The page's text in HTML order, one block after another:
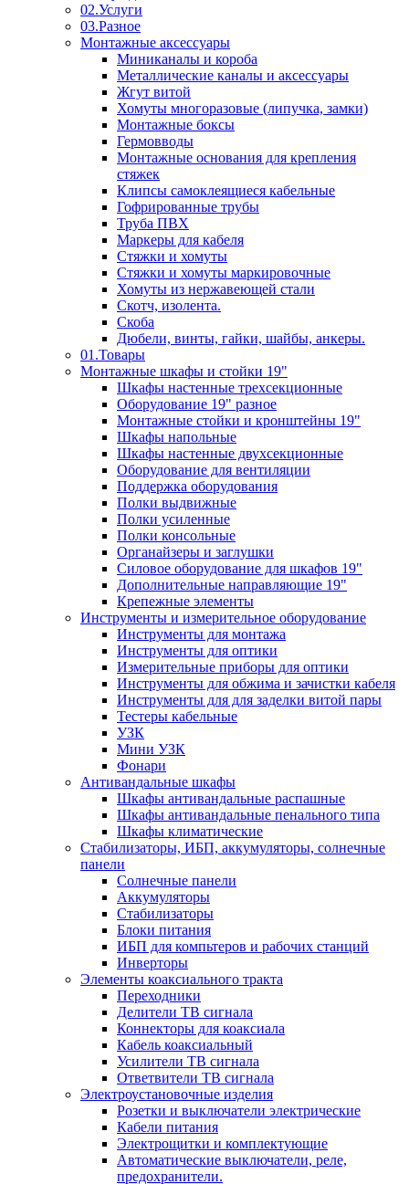
02.Услуги
03.Разное
Монтажные аксессуары
Миниканалы и короба
Металлические каналы и аксессуары
Жгут витой
Хомуты многоразовые (липучка, замки)
Монтажные боксы
Гермовводы
Монтажные основания для крепления
стяжек
Клипсы самоклеящиеся кабельные
Гофрированные трубы
Труба ПВХ
Маркеры для кабеля
Стяжки и хомуты
Стяжки и хомуты маркировочные
Хомуты из нержавеющей стали
Скотч, изолента.
Скоба
Дюбели, винты, гайки, шайбы, анкеры.
01.Товары
Монтажные шкафы и стойки 19"
Шкафы настенные трехсекционные
Оборудование 19" разное
Монтажные стойки и кронштейны 19"
Шкафы напольные
Шкафы настенные двухсекционные
Оборудование для вентиляции
Поддержка оборудования
Полки выдвижные
Полки усиленные
Полки консольные
Органайзеры и заглушки
Силовое оборудование для шкафов 19"
Дополнительные направляющие 19"
Крепежные элементы
Инструменты и измерительное оборудование
Инструменты для монтажа
Инструменты для оптики
Измерительные приборы для оптики
Инструменты для обжима и зачистки кабеля
Инструменты для для заделки витой пары
Тестеры кабельные
УЗК
Мини УЗК
Фонари
Антивандальные шкафы
Шкафы антивандальные распашные
Шкафы антивандальные пенального типа
Шкафы климатические
Стабилизаторы, ИБП, аккумуляторы, солнечные
панели
Солнечные панели
Аккумуляторы
Стабилизаторы
Блоки питания
ИБП для компьтеров и рабочих станций
Инверторы
Элементы коаксиального тракта
Переходники
Делители ТВ сигнала
Коннекторы для коаксиала
Кабель коаксиальный
Усилители ТВ сигнала
Ответвители ТВ сигнала
Электроустановочные изделия
Розетки и выключатели электрические
Кабели питания
Электрощитки и комплектующие
Автоматические выключатели, реле,
предохранители.